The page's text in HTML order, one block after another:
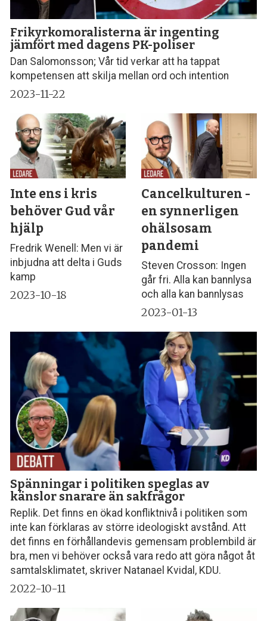
Frikyrkomoralisterna är ingenting
jämfört med dagens PK-poliser
Dan Salomonsson; Vår tid verkar att ha tappat
kompetensen att skilja mellan ord och intention
2023-11-22
Inte ens i kris
behöver Gud vår
hjälp
Fredrik Wenell: Men vi är
inbjudna att delta i Guds
kamp
2023-10-18
Cancelkulturen -
en synnerligen
ohälsosam
pandemi
Steven Crosson: Ingen
går fri. Alla kan bannlysa
och alla kan bannlysas
2023-01-13
Spänningar i politiken speglas av
känslor snarare än sakfrågor
Replik. Det finns en ökad konfliktnivå i politiken som
inte kan förklaras av större ideologiskt avstånd. Att
det finns en förhållandevis gemensam problembild är
bra, men vi behöver också vara redo att göra något åt
samtalsklimatet, skriver Natanael Kvidal, KDU.
2022-10-11